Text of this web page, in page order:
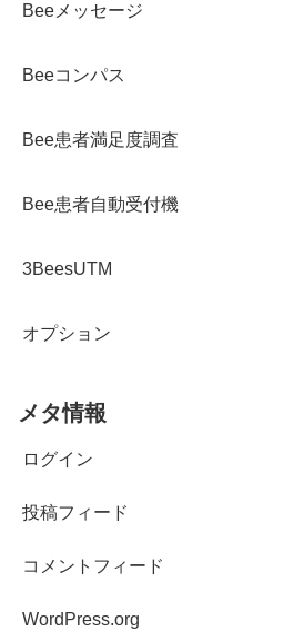
Beeメッセージ
Beeコンパス
Bee患者満足度調査
Bee患者自動受付機
3BeesUTM
オプション
メタ情報
ログイン
投稿フィード
コメントフィード
WordPress.org